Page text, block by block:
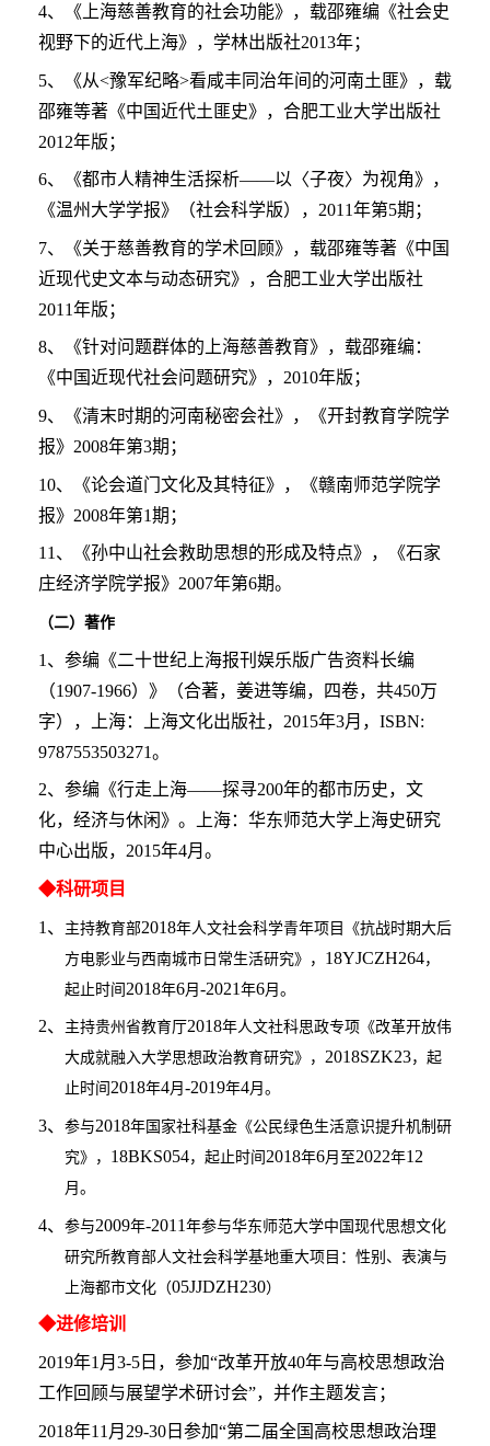
4、《上海慈善教育的社会功能》，载邵雍编《社会史
视野下的近代上海》，学林出版社2013年；
5、《从<豫军纪略>看咸丰同治年间的河南土匪》，载
邵雍等著《中国近代土匪史》，合肥工业大学出版社
2012年版；
6、《都市人精神生活探析——以〈子夜〉为视角》，
《温州大学学报》（社会科学版），2011年第5期；
7、《关于慈善教育的学术回顾》，载邵雍等著《中国
近现代史文本与动态研究》，合肥工业大学出版社
2011年版；
8、《针对问题群体的上海慈善教育》，载邵雍编：
《中国近现代社会问题研究》，2010年版；
9、《清末时期的河南秘密会社》，《开封教育学院学
报》2008年第3期；
10、《论会道门文化及其特征》，《赣南师范学院学
报》2008年第1期；
11、《孙中山社会救助思想的形成及特点》，《石家
庄经济学院学报》2007年第6期。
（二）著作
1、参编《二十世纪上海报刊娱乐版广告资料长编
（1907-1966）》（合著，姜进等编，四卷，共450万
字），上海：上海文化出版社，2015年3月，ISBN:
9787553503271。
2、参编《行走上海——探寻200年的都市历史，文
化，经济与休闲》。上海：华东师范大学上海史研究
中心出版，2015年4月。
◆科研项目
1、 主持教育部2018年人文社会科学青年项目《抗战时期大后
方电影业与西南城市日常生活研究》， 18YJCZH264，
起止时间 2018年6月 -2021 年6月。
2、 主持贵州省教育厅2018年人文社科思政专项《改革开放伟
大成就融入大学思想政治教育研究》， 2018SZK23，起
止时间 2018年4月 -2019年4月。
3、 参与2018年国家社科基金《公民绿色生活意识提升机制研
究》， 18BKS054，起止时间 2018年6月至2022年12
月。
4、 参与2009年-2011 年参与华东师范大学中国现代思想文化
研究所教育部人文社会科学基地重大项目：性别、表演与
上海都市文化（05JJDZH230）
◆进修培训
2019年1月3-5日，参加“改革开放40年与高校思想政治
工作回顾与展望学术研讨会”，并作主题发言；
2018年11月29-30日参加“第二届全国高校思想政治理